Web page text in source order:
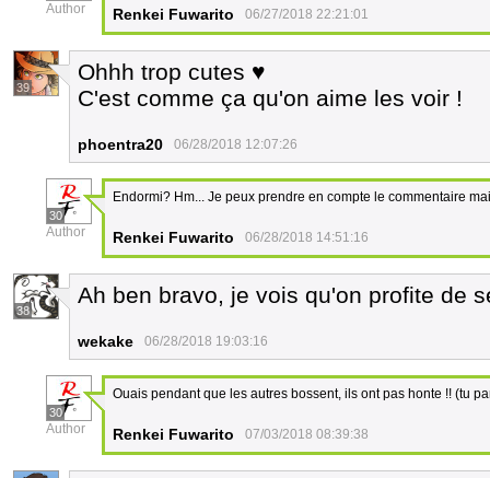
Author Renkei Fuwarito 06/27/2018 22:21:01
39
Ohhh trop cutes ♥
C'est comme ça qu'on aime les voir !
phoentra20 06/28/2018 12:07:26
30
Author
Endormi? Hm... Je peux prendre en compte le commentaire
Renkei Fuwarito 06/28/2018 14:51:16
38
Ah ben bravo, je vois qu'on profite de
wekake 06/28/2018 19:03:16
30
Author
Ouais pendant que les autres bossent, ils ont pas honte !! (tu
Renkei Fuwarito 07/03/2018 08:39:38